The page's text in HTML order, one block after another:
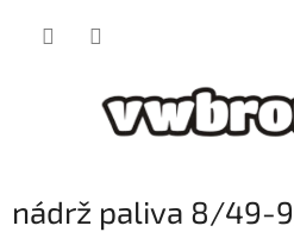
nádrž paliva 8/49-